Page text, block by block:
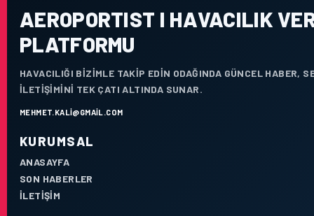
AEROPORTIST I HAVACILIK
PLATFORMU
HAVACILIĞI BIZIMLE TAKIP EDIN ODAĞINDA GÜNCEL HABER,
ILETIŞIMINI TEK ÇATI ALTINDA SUNAR.
MEHMET.KALI@GMAIL.COM
KURUMSAL
ANASAYFA
SON HABERLER
İLETIŞIM